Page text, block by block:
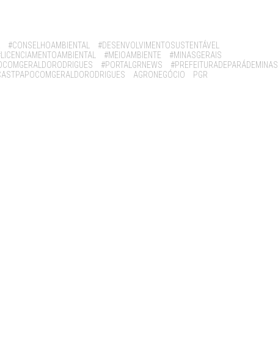
#CONSELHOAMBIENTAL
#DESENVOLVIMENTOSUSTENTÁVEL
#MEIOAMBIENTE
#MINASGERAIS
#PORTALGRNEWS
#PREFEITURADEPARÁDEMINAS
AGRONEGÓCIO
PGR